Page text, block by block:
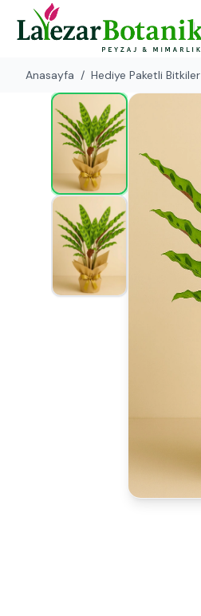
Anasayfa / Hediye Paketli Bitkiler